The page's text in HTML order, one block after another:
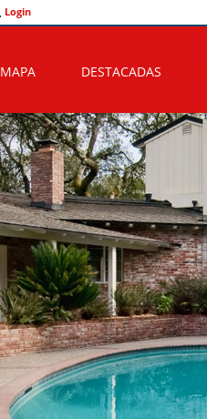
Login
MAPA DESTACADAS